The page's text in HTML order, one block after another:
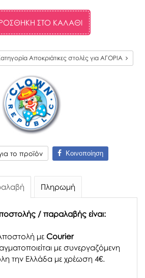
ΣΤΟ ΚΑΛΆΘΙ
Αποκριάτικες στολές για ΑΓΟΡΙΑ
το προϊόν Κοινοποίηση
Πληρωμή
/ παραλαβής είναι:
με Courier
με συνεργαζόμενη
την Ελλάδα με χρέωση 4€.